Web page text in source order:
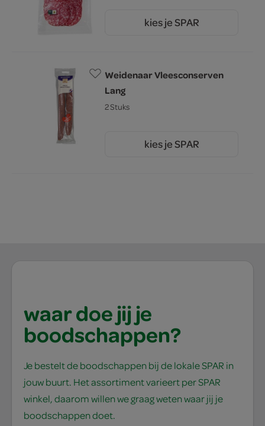
kies je SPAR
Weidenaar Vleesconserven
Lang
2 Stuks
kies je SPAR
waar doe jij je
boodschappen?
Je bestelt de boodschappen bij de lokale SPAR in
jouw buurt. Het assortiment varieert per SPAR
winkel, daarom willen we graag weten waar jij je
boodschappen doet.